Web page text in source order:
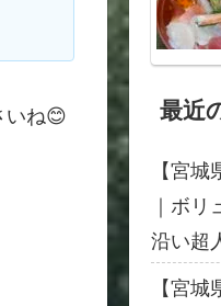
いね😊 最近
【宮
｜ボ
沿い超
【宮